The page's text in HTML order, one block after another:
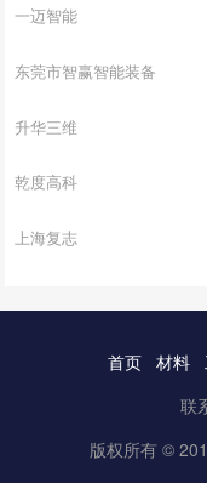
一迈智能
东莞市智赢智能装备
升华三维
乾度高科
上海复志
首页 材料
联
版权所有 ©